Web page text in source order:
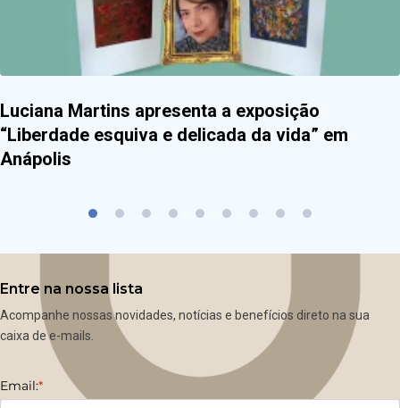
Luciana Martins apresenta a exposição
“Liberdade esquiva e delicada da vida” em
Anápolis
Entre na nossa lista
Acompanhe nossas novidades, notícias e benefícios direto na sua
caixa de e-mails.
Email:*